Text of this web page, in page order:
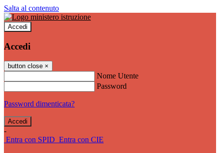
Salta al contenuto
Accedi
Accedi
button close ×
Nome Utente
Password
Password dimenticata?
-
Entra con SPID Entra con CIE